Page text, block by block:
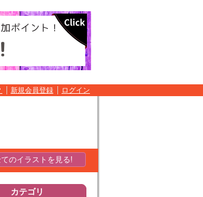
新規会員登録 ログイン
のイラストを見る!
カテゴリ